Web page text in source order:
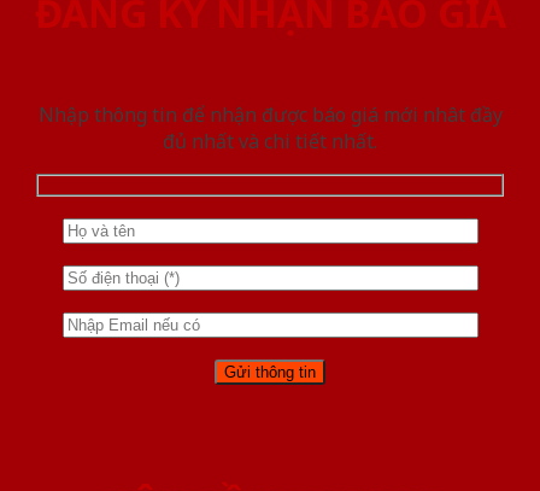
ĐĂNG KÝ NHẬN BÁO GIÁ
Nhập thông tin để nhận được báo giá mới nhât đầy
đủ nhất và chi tiết nhất.